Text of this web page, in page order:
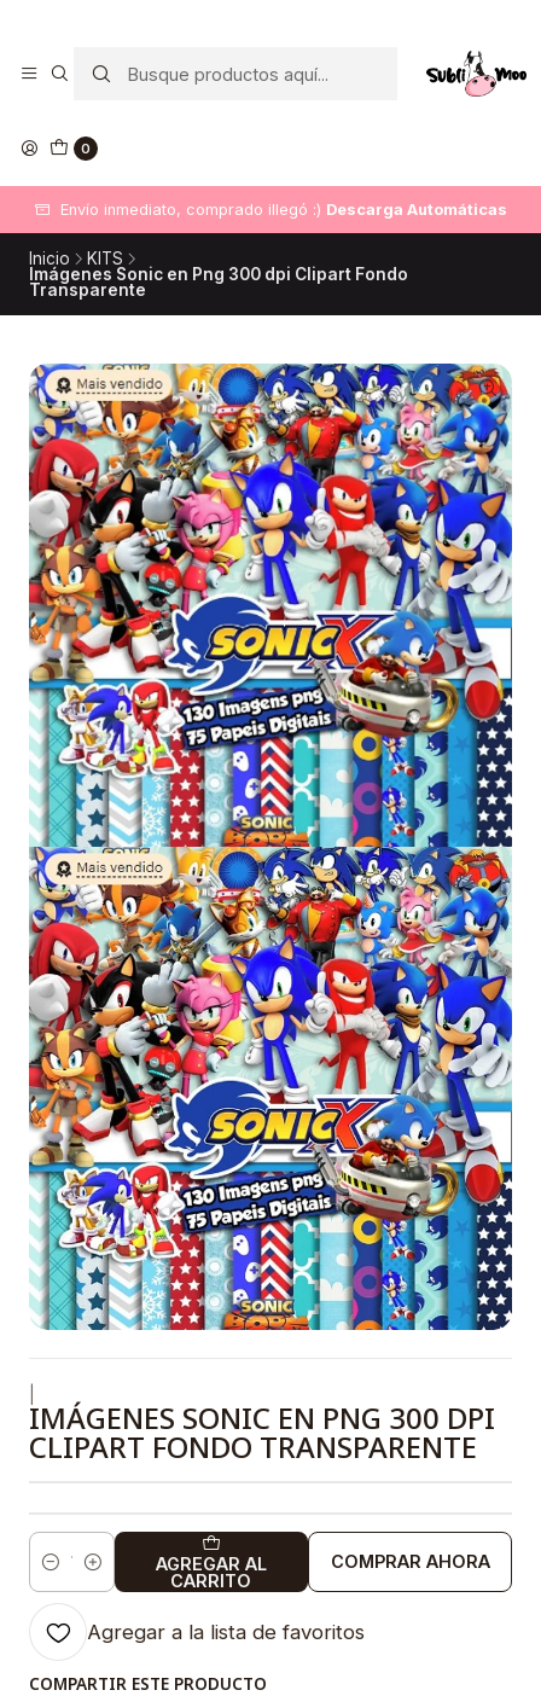
0
Envío inmediato, comprado illegó :) Descarga Automáticas
Inicio
KITS
Imágenes Sonic en Png 300 dpi Clipart Fondo
Transparente
IMÁGENES SONIC EN PNG 300 DPI
CLIPART FONDO TRANSPARENTE
Cantidad
AGREGAR AL
CARRITO
COMPRAR AHORA
Agregar a la lista de favoritos
COMPARTIR ESTE PRODUCTO